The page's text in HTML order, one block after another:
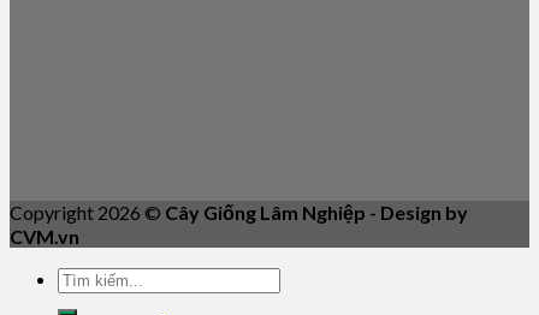
Copyright 2026 © Cây Giống Lâm Nghiệp - Design by
CVM.vn